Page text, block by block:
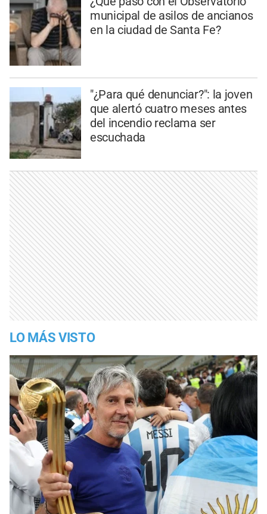
municipal de asilos de ancianos
en la ciudad de Santa Fe?
"¿Para qué denunciar?": la joven
que alertó cuatro meses antes
del incendio reclama ser
escuchada
LO MÁS VISTO